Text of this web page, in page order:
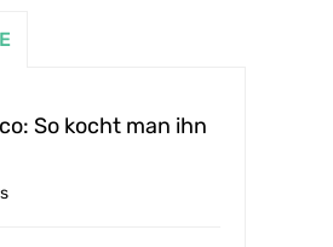
So kocht man ihn